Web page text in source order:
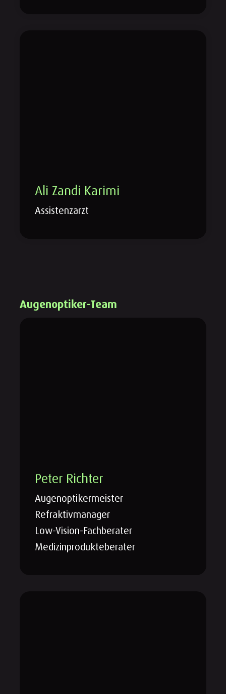
Ali Zandi Karimi
Assistenzarzt
Augenoptiker-Team
Peter Richter
Augenoptikermeister
Refraktivmanager
Low-Vision-Fachberater
Medizinprodukteberater